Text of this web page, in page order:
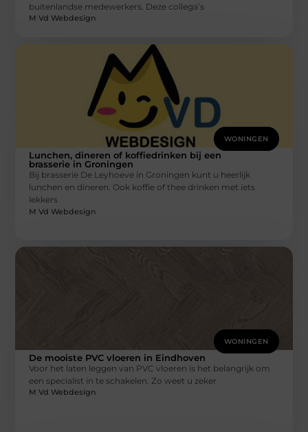
buitenlandse medewerkers. Deze collega’s
M Vd Webdesign
WONINGEN
Lunchen, dineren of koffiedrinken bij een
brasserie in Groningen
Bij brasserie De Leyhoeve in Groningen kunt u heerlijk
lunchen en dineren. Ook koffie of thee drinken met iets
lekkers
M Vd Webdesign
WONINGEN
De mooiste PVC vloeren in Eindhoven
Voor het laten leggen van PVC vloeren is het belangrijk om
een specialist in te schakelen. Zo weet u zeker
M Vd Webdesign